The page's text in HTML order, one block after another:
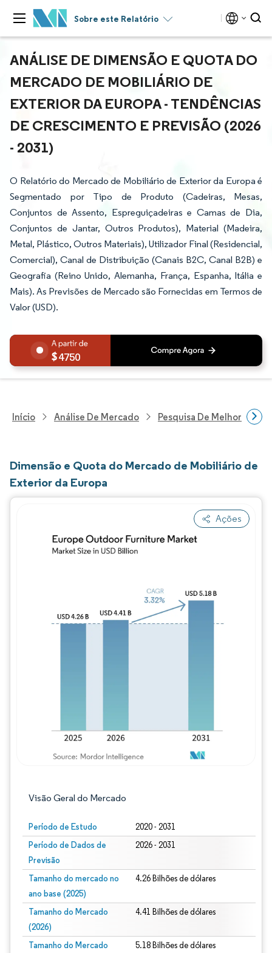
Sobre este Relatório
ANÁLISE DE DIMENSÃO E QUOTA DO
MERCADO DE MOBILIÁRIO DE
EXTERIOR DA EUROPA - TENDÊNCIAS
DE CRESCIMENTO E PREVISÃO (2026
- 2031)
O Relatório do Mercado de Mobiliário de Exterior da Europa é
Segmentado por Tipo de Produto (Cadeiras, Mesas,
Conjuntos de Assento, Espreguiçadeiras e Camas de Dia,
Conjuntos de Jantar, Outros Produtos), Material (Madeira,
Metal, Plástico, Outros Materiais), Utilizador Final (Residencial,
Comercial), Canal de Distribuição (Canais B2C, Canal B2B) e
Geografia (Reino Unido, Alemanha, França, Espanha, Itália e
Mais). As Previsões de Mercado são Fornecidas em Termos de
Valor (USD).
4750
Início Análise De Mercado Pesquisa De Melhorias
Dimensão e Quota do Mercado de Mobiliário de
Exterior da Europa
Ações
Visão Geral do Mercado
Período de Estudo 2020 - 2031
Período de Dados de
Previsão
2026 - 2031
Tamanho do mercado no
ano base (2025)
4.26 Bilhões de dólares
Tamanho do Mercado
(2026)
4.41 Bilhões de dólares
Tamanho do Mercado
5.18 Bilhões de dólares